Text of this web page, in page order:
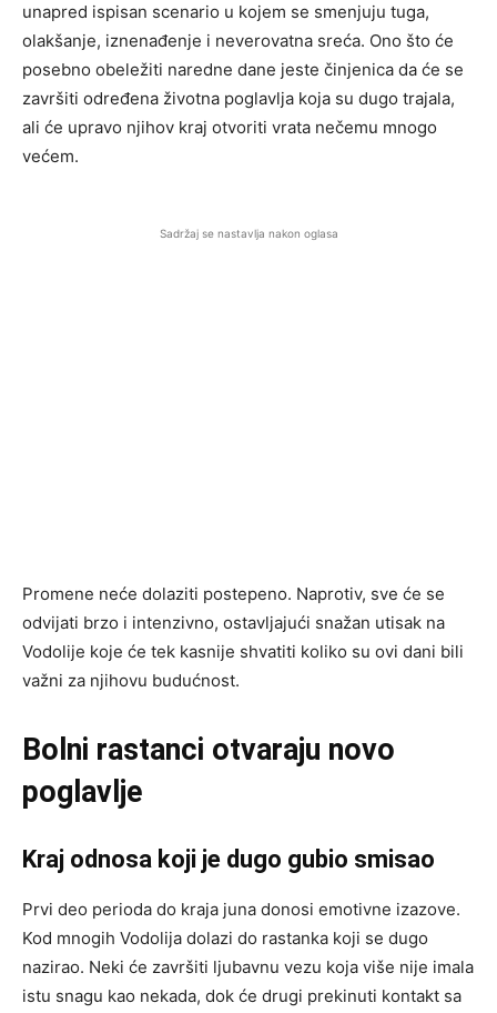
unapred ispisan scenario u kojem se smenjuju tuga,
olakšanje, iznenađenje i neverovatna sreća. Ono što će
posebno obeležiti naredne dane jeste činjenica da će se
završiti određena životna poglavlja koja su dugo trajala,
ali će upravo njihov kraj otvoriti vrata nečemu mnogo
većem.
Sadržaj se nastavlja nakon oglasa
Promene neće dolaziti postepeno. Naprotiv, sve će se
odvijati brzo i intenzivno, ostavljajući snažan utisak na
Vodolije koje će tek kasnije shvatiti koliko su ovi dani bili
važni za njihovu budućnost.
Bolni rastanci otvaraju novo
poglavlje
Kraj odnosa koji je dugo gubio smisao
Prvi deo perioda do kraja juna donosi emotivne izazove.
Kod mnogih Vodolija dolazi do rastanka koji se dugo
nazirao. Neki će završiti ljubavnu vezu koja više nije imala
istu snagu kao nekada, dok će drugi prekinuti kontakt sa